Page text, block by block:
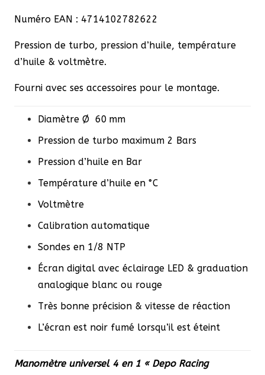
Numéro EAN : 4714102782622
Pression de turbo, pression d’huile, température
d’huile & voltmètre.
Fourni avec ses accessoires pour le montage.
Diamètre Ø 60 mm
Pression de turbo maximum 2 Bars
Pression d’huile en Bar
Température d’huile en °C
Voltmètre
Calibration automatique
Sondes en 1/8 NTP
Écran digital avec éclairage LED & graduation
analogique blanc ou rouge
Très bonne précision & vitesse de réaction
L’écran est noir fumé lorsqu’il est éteint
Manomètre universel 4 en 1 « Depo Racing